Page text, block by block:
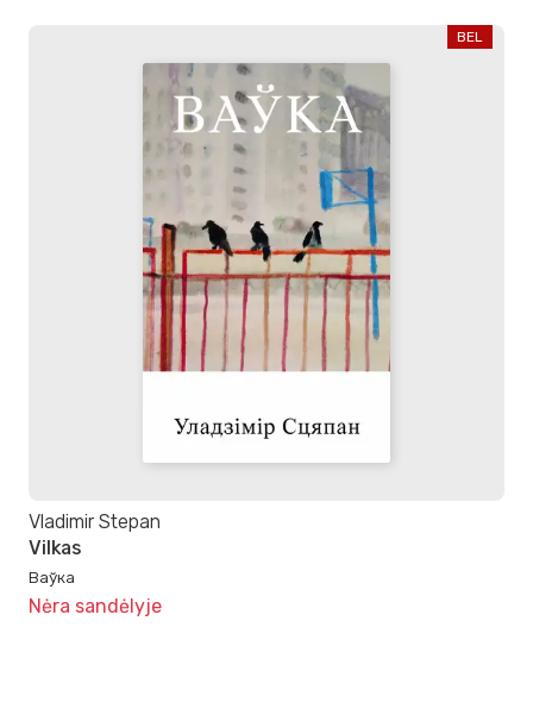
BEL
Vladimir Stepan
Vilkas
Ваўка
Nėra sandėlyje